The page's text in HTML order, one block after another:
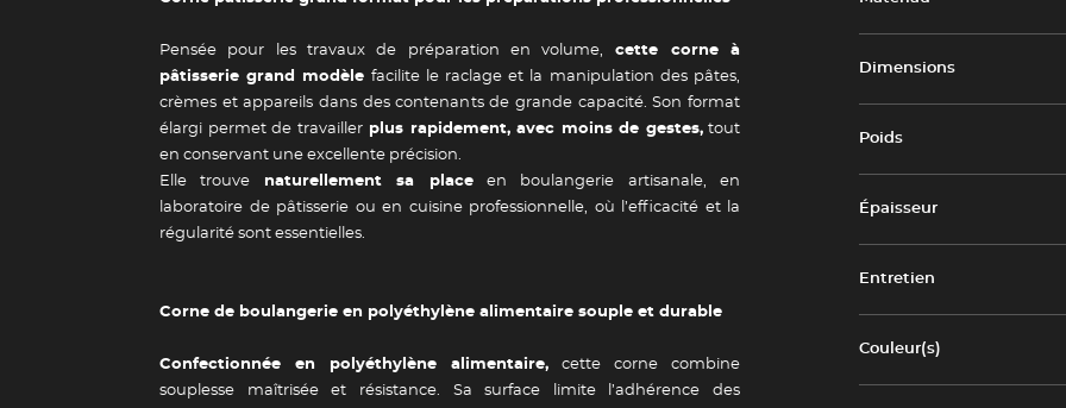
Pensée pour les travaux de préparation en volume, cette corne à
pâtisserie grand modèle facilite le raclage et la manipulation des pâtes,
crèmes et appareils dans des contenants de grande capacité. Son format
élargi permet de travaillerplus rapidement, avec moins de gestes,tout
en conservant une excellente précision.
Elle trouve naturellement sa placeen boulangerie artisanale, en
laboratoire de pâtisserie ou en cuisine professionnelle, où l’efficacité et la
régularité sont essentielles.
Corne de boulangerie en polyéthylène alimentaire souple et durable
Confectionnée en polyéthylène alimentaire, cette corne combine
souplesse maîtrisée et résistance. Sa surface limite l’adhérence des
Dimensions
Poids
Épaisseur
Entretien
Couleur(s)